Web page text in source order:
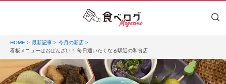
HOME 最新記事
今月の新店
看板メニューはおばんざい！ 毎日通いたくなる駅近の和食店